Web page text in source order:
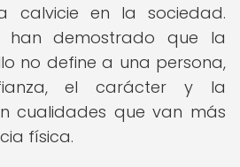
calvicie en la sociedad.
han demostrado que la
no define a una persona,
el carácter y la
cualidades que van más
física.